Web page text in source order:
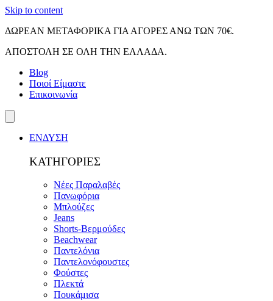
Skip to content
ΔΩΡΕΑΝ ΜΕΤΑΦΟΡΙΚΑ ΓΙΑ ΑΓΟΡΕΣ ΑΝΩ ΤΩΝ 70€.
ΑΠΟΣΤΟΛΗ ΣΕ ΟΛΗ ΤΗΝ ΕΛΛΑΔΑ.
Blog
Ποιοί Είμαστε
Επικοινωνία
ΕΝΔΥΣΗ
ΚΑΤΗΓΟΡΙΕΣ
Νέες Παραλαβές
Πανωφόρια
Μπλούζες
Jeans
Shorts-Βερμούδες
Beachwear
Παντελόνια
Παντελονόφουστες
Φούστες
Πλεκτά
Πουκάμισα